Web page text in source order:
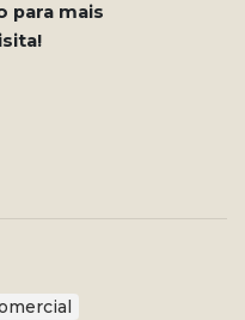
para mais